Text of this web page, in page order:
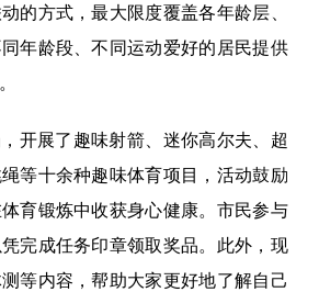
的方式，最大限度覆盖各年龄层、
年龄段、不同运动爱好的居民提供
开展了趣味射箭、迷你高尔夫、超
等十余种趣味体育项目，活动鼓励
育锻炼中收获身心健康。市民参与
完成任务印章领取奖品。此外，现
等内容，帮助大家更好地了解自己